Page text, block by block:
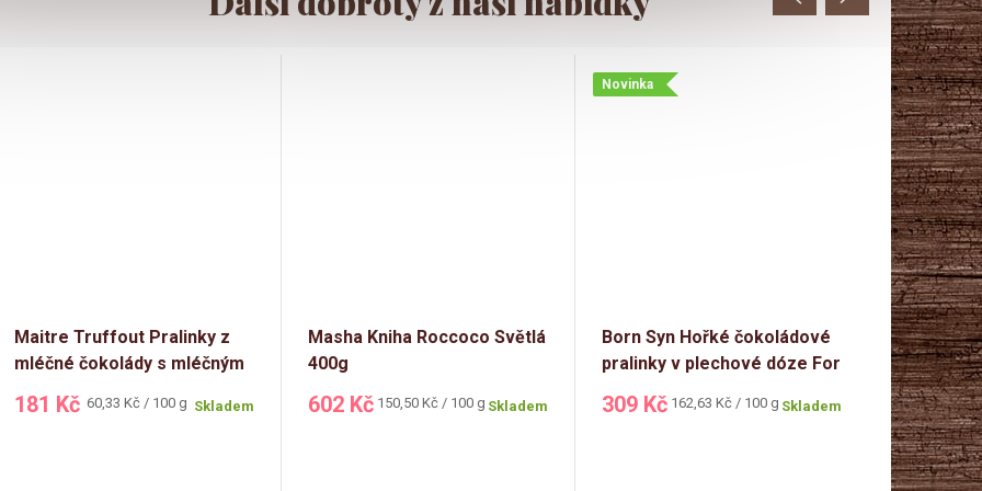
Maitre Truffout Pralinky z
mléčné čokolády s mléčným
181 Kč Měrná
60,33 Kč / 100 g Skladem
Masha Kniha Roccoco Světlá
400g
602 Kč Měrná
150,50 Kč / 100 g Skladem
Novinka
Born Syn Hořké čokoládové
pralinky v plechové dóze For
309 Kč Měrná
162,63 Kč / 100 g Skladem
Selllot
pralinky
88 Kč